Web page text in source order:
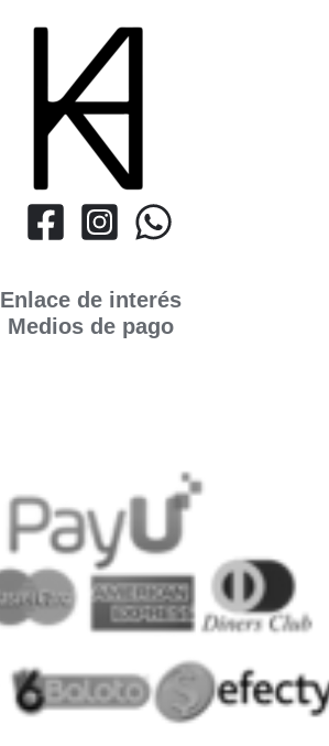
Enlace de interés
Medios de pago